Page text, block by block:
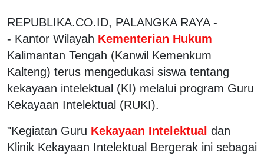
REPUBLIKA.CO.ID, PALANGKA RAYA -
- Kantor Wilayah Kementerian Hukum
Kalimantan Tengah (Kanwil Kemenkum
Kalteng) terus mengedukasi siswa tentang
kekayaan intelektual (KI) melalui program Guru
Kekayaan Intelektual (RUKI).
"Kegiatan Guru Kekayaan Intelektual dan
Klinik Kekayaan Intelektual Bergerak ini sebagai